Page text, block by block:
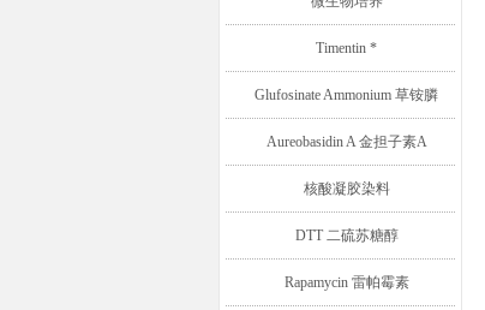
Timentin *
Glufosinate Ammonium 草铵膦
Aureobasidin A 金担子素A
核酸凝胶染料
DTT 二硫苏糖醇
Rapamycin 雷帕霉素